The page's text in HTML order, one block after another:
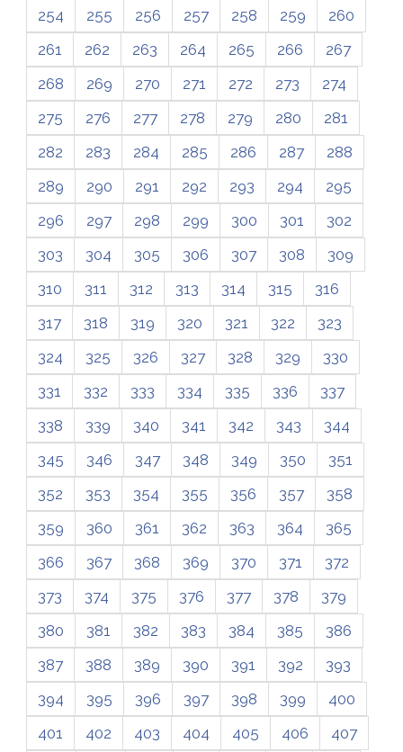
254
255 256 257 258 259
260
261
262 263 264 265 266
267
268
269 270 271 272 273
274
275
276 277 278 279 280
281
282
283 284 285 286 287
288
289
290 291 292 293 294
295
296
297 298 299 300 301
302
303
304 305 306 307 308
309
310
311 312 313 314 315
316
317
318 319 320 321 322
323
324
325 326 327 328 329
330
331
332 333 334 335 336
337
338
339 340 341 342 343
344
345
346 347 348 349 350
351
352
353 354 355 356 357
358
359
360 361 362 363 364
365
366
367 368 369 370 371
372
373
374 375 376 377 378
379
380
381 382 383 384 385
386
387
388 389 390 391 392
393
394
395 396 397 398 399
400
401
402 403 404 405 406 407